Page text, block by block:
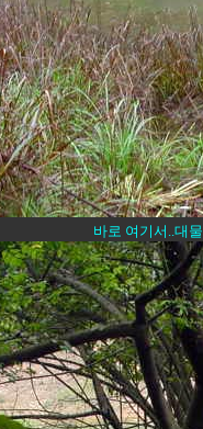
바로 여기서..대